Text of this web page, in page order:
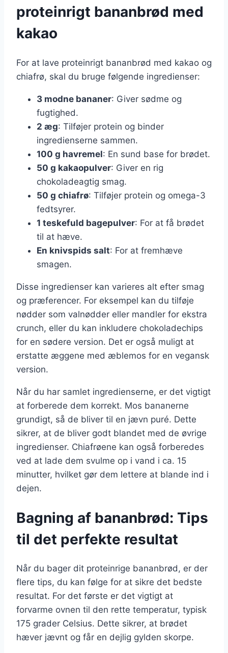
proteinrigt bananbrød med
kakao
For at lave proteinrigt bananbrød med kakao og
chiafrø, skal du bruge følgende ingredienser:
3 modne bananer: Giver sødme og
fugtighed.
2 æg: Tilføjer protein og binder
ingredienserne sammen.
100 g havremel: En sund base for brødet.
50 g kakaopulver: Giver en rig
chokoladeagtig smag.
50 g chiafrø: Tilføjer protein og omega-3
fedtsyrer.
1 teskefuld bagepulver: For at få brødet
til at hæve.
En knivspids salt: For at fremhæve
smagen.
Disse ingredienser kan varieres alt efter smag
og præferencer. For eksempel kan du tilføje
nødder som valnødder eller mandler for ekstra
crunch, eller du kan inkludere chokoladechips
for en sødere version. Det er også muligt at
erstatte æggene med æblemos for en vegansk
version.
Når du har samlet ingredienserne, er det vigtigt
at forberede dem korrekt. Mos bananerne
grundigt, så de bliver til en jævn puré. Dette
sikrer, at de bliver godt blandet med de øvrige
ingredienser. Chiafrøene kan også forberedes
ved at lade dem svulme op i vand i ca. 15
minutter, hvilket gør dem lettere at blande ind i
dejen.
Bagning af bananbrød: Tips
til det perfekte resultat
Når du bager dit proteinrige bananbrød, er der
flere tips, du kan følge for at sikre det bedste
resultat. For det første er det vigtigt at
forvarme ovnen til den rette temperatur, typisk
175 grader Celsius. Dette sikrer, at brødet
hæver jævnt og får en dejlig gylden skorpe.